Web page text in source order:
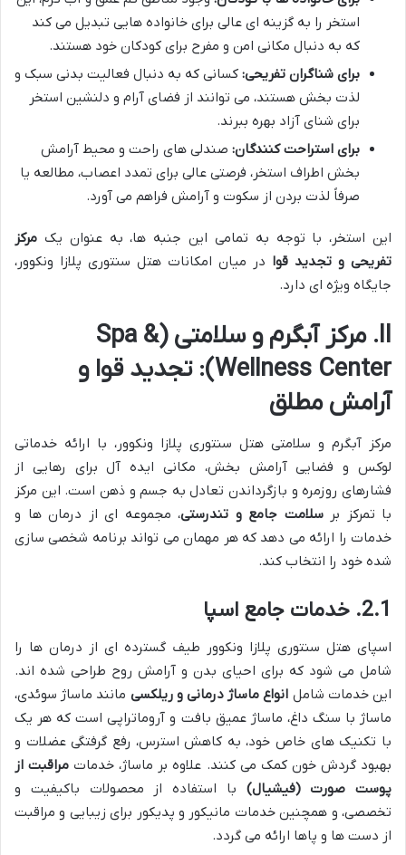
استخر را به گزینه ای عالی برای خانواده هایی تبدیل می کند
که به دنبال مکانی امن و مفرح برای کودکان خود هستند.
برای شناگران تفریحی: کسانی که به دنبال فعالیت بدنی سبک و
لذت بخش هستند، می توانند از فضای آرام و دلنشین استخر
برای شنای آزاد بهره ببرند.
برای استراحت کنندگان: صندلی های راحت و محیط آرامش
بخش اطراف استخر، فرصتی عالی برای تمدد اعصاب، مطالعه یا
صرفاً لذت بردن از سکوت و آرامش فراهم می آورد.
این استخر، با توجه به تمامی این جنبه ها، به عنوان یک مرکز
تفریحی و تجدید قوا در میان امکانات هتل سنتوری پلازا ونکوور،
جایگاه ویژه ای دارد.
II. مرکز آبگرم و سلامتی (Spa &
Wellness Center): تجدید قوا و
آرامش مطلق
مرکز آبگرم و سلامتی هتل سنتوری پلازا ونکوور، با ارائه خدماتی
لوکس و فضایی آرامش بخش، مکانی ایده آل برای رهایی از
فشارهای روزمره و بازگرداندن تعادل به جسم و ذهن است. این مرکز
با تمرکز برسلامت جامع و تندرستی، مجموعه ای از درمان ها و
خدمات را ارائه می دهد که هر مهمان می تواند برنامه شخصی سازی
شده خود را انتخاب کند.
2.1. خدمات جامع اسپا
اسپای هتل سنتوری پلازا ونکوور طیف گسترده ای از درمان ها را
شامل می شود که برای احیای بدن و آرامش روح طراحی شده اند.
این خدمات شامل انواع ماساژ درمانی و ریلکسی مانند ماساژ سوئدی،
ماساژ با سنگ داغ، ماساژ عمیق بافت و آروماتراپی است که هر یک
با تکنیک های خاص خود، به کاهش استرس، رفع گرفتگی عضلات و
بهبود گردش خون کمک می کنند. علاوه بر ماساژ، خدمات مراقبت از
پوست صورت (فیشیال) با استفاده از محصولات باکیفیت و
تخصصی، و همچنین خدمات مانیکور و پدیکور برای زیبایی و مراقبت
از دست ها و پاها ارائه می گردد.